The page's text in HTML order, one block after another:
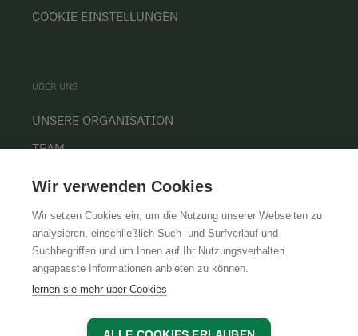
COOKIE EINSTELLUNGEN
ÜBER UNS
UNSERE ORGANISATION
TEAM
AGBIMPRESSUMDATENSCHUTZ
Wir verwenden Cookies
Wir setzen Cookies ein, um die Nutzung unserer Webseiten zu
analysieren, einschließlich Such- und Surfverlauf und
Suchbegriffen und um Ihnen auf Ihr Nutzungsverhalten
angepasste Informationen anbieten zu können.
lernen sie mehr über Cookies